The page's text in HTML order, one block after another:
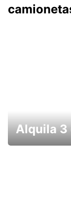
Alquila 3